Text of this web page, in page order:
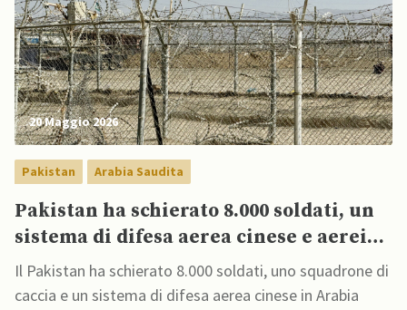
20 Maggio 2026
Pakistan Arabia Saudita
Pakistan ha schierato 8.000 soldati, un
sistema di difesa aerea cinese e aerei
da guerra in Arabia Saudita
Il Pakistan ha schierato 8.000 soldati, uno squadrone di
caccia e un sistema di difesa aerea cinese in Arabia